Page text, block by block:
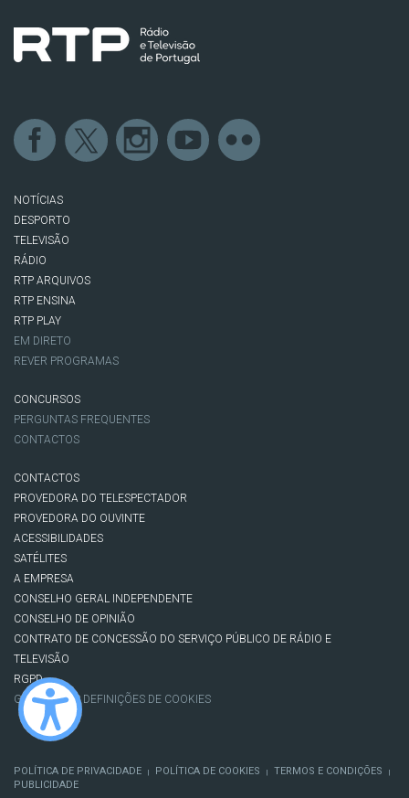
NOTÍCIAS
DESPORTO
TELEVISÃO
RÁDIO
RTP ARQUIVOS
RTP ENSINA
RTP PLAY
EM DIRETO
REVER PROGRAMAS
CONCURSOS
PERGUNTAS FREQUENTES
CONTACTOS
CONTACTOS
PROVEDORA DO TELESPECTADOR
PROVEDORA DO OUVINTE
ACESSIBILIDADES
SATÉLITES
A EMPRESA
CONSELHO GERAL INDEPENDENTE
CONSELHO DE OPINIÃO
CONTRATO DE CONCESSÃO DO SERVIÇO PÚBLICO DE RÁDIO E
TELEVISÃO
RGPD
GESTÃO DAS DEFINIÇÕES DE COOKIES
POLÍTICA DE PRIVACIDADE | POLÍTICA DE COOKIES | TERMOS E CONDIÇÕES |
PUBLICIDADE